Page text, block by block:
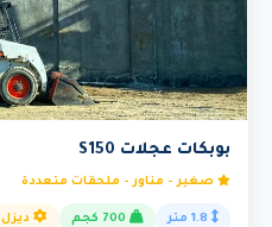
بوبكات عجلات S150
صغير - مناور - ملحقات متعددة
ديزل